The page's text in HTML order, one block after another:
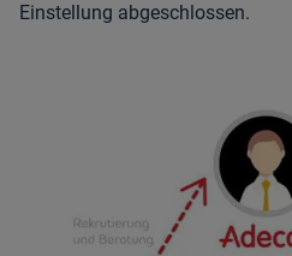
Einstellung abgeschlossen.